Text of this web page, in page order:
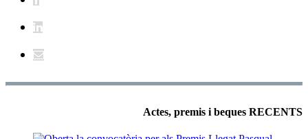
Actes, premis i beques RECENTS